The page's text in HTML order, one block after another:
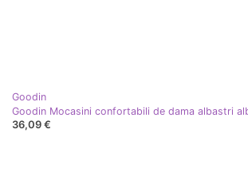
Goodin
Goodin Mocasini confortabili de dama albastri
36,09 €